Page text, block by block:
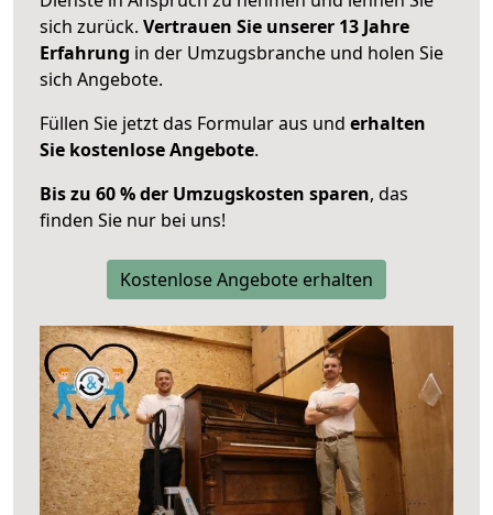
sich zurück. Vertrauen Sie unserer 13 Jahre
Erfahrung in der Umzugsbranche und holen Sie
sich Angebote.
Füllen Sie jetzt das Formular aus und erhalten
Sie kostenlose Angebote.
Bis zu 60 % der Umzugskosten sparen, das
finden Sie nur bei uns!
Kostenlose Angebote erhalten